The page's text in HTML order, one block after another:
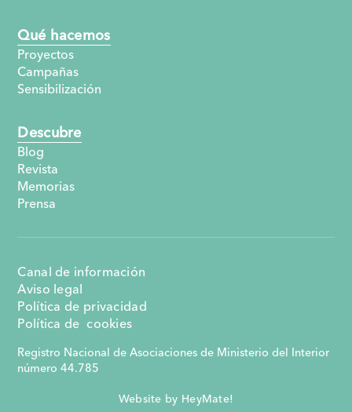
Qué hacemos
Proyectos
Campañas
Sensibilización
Descubre
Blog
Revista
Memorias
Prensa
Registro Nacional de Asociaciones de Ministerio del Interior
número 44.785
Canal de información
Aviso legal
Política de privacidad
Política de cookies
Website by HeyMate!